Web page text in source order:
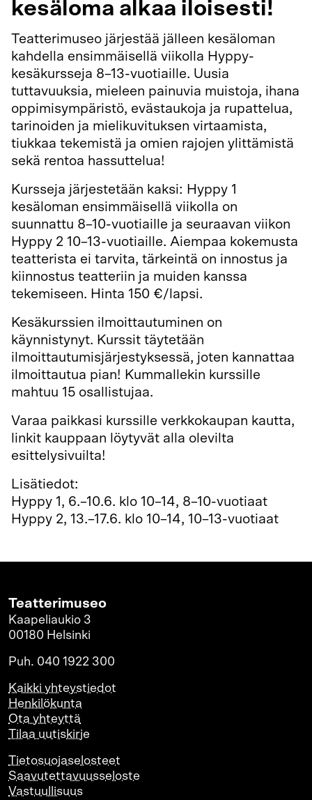
kesäloma alkaa iloisesti!
Teatterimuseo järjestää jälleen kesäloman
kahdella ensimmäisellä viikolla Hyppy-
kesäkursseja 8–13-vuotiaille. Uusia
tuttavuuksia, mieleen painuvia muistoja, ihana
oppimisympäristö, evästaukoja ja rupattelua,
tarinoiden ja mielikuvituksen virtaamista,
tiukkaa tekemistä ja omien rajojen ylittämistä
sekä rentoa hassuttelua!
Kursseja järjestetään kaksi: Hyppy 1
kesäloman ensimmäisellä viikolla on
suunnattu 8–10-vuotiaille ja seuraavan viikon
Hyppy 2 10–13-vuotiaille. Aiempaa kokemusta
teatterista ei tarvita, tärkeintä on innostus ja
kiinnostus teatteriin ja muiden kanssa
tekemiseen. Hinta 150 €/lapsi.
Kesäkurssien ilmoittautuminen on
käynnistynyt. Kurssit täytetään
ilmoittautumisjärjestyksessä, joten kannattaa
ilmoittautua pian! Kummallekin kurssille
mahtuu 15 osallistujaa.
Varaa paikkasi kurssille verkkokaupan kautta,
linkit kauppaan löytyvät alla olevilta
esittelysivuilta!
Lisätiedot:
Hyppy 1, 6.–10.6. klo 10–14, 8–10-vuotiaat
Hyppy 2, 13.–17.6. klo 10–14, 10–13-vuotiaat
Teatterimuseo
Kaapeliaukio 3
00180 Helsinki
Puh. 040 1922 300
Kaikki yhteystiedot
Henkilökunta
Ota yhteyttä
Tilaa uutiskirje
Tietosuojaselosteet
Saavutettavuusseloste
Vastuullisuus